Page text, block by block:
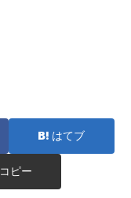
はてブ
コピー